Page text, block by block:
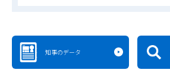
知事のデータ